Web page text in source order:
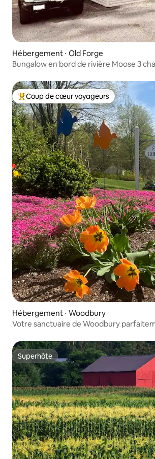
Hébergement ⋅ Old Forge
Bungalow en bord de rivière Moose 3
Coups de cœur voyageurs les plus
Coup de cœur voyageurs
Hébergement ⋅ Woodbury
Votre sanctuaire de Woodbury
Superhôte
Superhôte